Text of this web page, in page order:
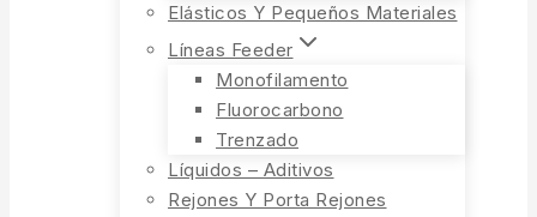
Elásticos Y Pequeños Materiales
Líneas Feeder
Monofilamento
Fluorocarbono
Trenzado
Líquidos – Aditivos
Rejones Y Porta Rejones